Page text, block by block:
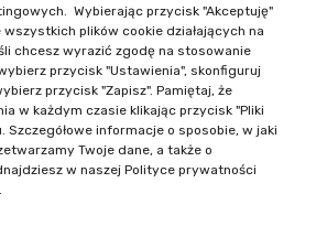
Wybierając przycisk "Akceptuję"
plików cookie działających na
chcesz wyrazić zgodę na stosowanie
przycisk "Ustawienia", skonfiguruj
przycisk "Zapisz". Pamiętaj, że
w każdym czasie klikając przycisk "Pliki
Szczegółowe informacje o sposobie, w jaki
Twoje dane, a także o
w naszej Polityce prywatności